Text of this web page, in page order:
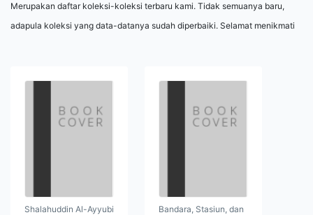
Merupakan daftar koleksi-koleksi terbaru kami. Tidak semuanya baru,
adapula koleksi yang data-datanya sudah diperbaiki. Selamat menikmati
Shalahuddin Al-Ayyubi
Bandara, Stasiun, dan